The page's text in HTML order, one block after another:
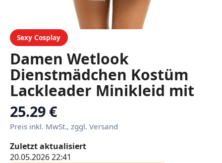
Sexy Cosplay
Damen Wetlook
Dienstmädchen Kostüm
Lackleader Minikleid mit
Halsreif Dessous Kleid
Fasching Party Cosplay
Verkleidung
25.29 €
Preis inkl. MwSt., zggl. Versand
Zuletzt aktualisiert
20.05.2026 22:41